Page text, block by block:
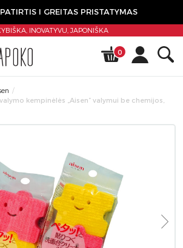
I GREITAS PRISTATYMAS
INOVATYVU,JAPONIŠKA
0
kempinėlės „Aisen” valymui be chemijos,